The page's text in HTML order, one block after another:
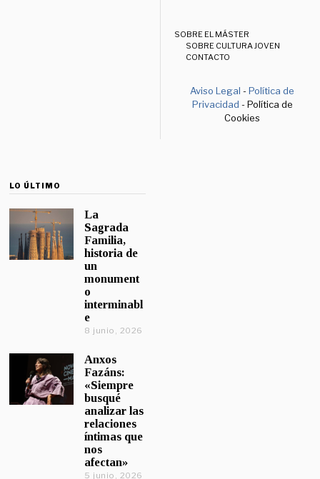
SOBRE EL MÁSTER
SOBRE CULTURA JOVEN
CONTACTO
Aviso Legal -Política de
Privacidad - Política de
Cookies
LO ÚLTIMO
La
Sagrada
Familia,
historia de
un
monument
o
interminabl
e
8 junio, 2026
Anxos
Fazáns:
«Siempre
busqué
analizar las
relaciones
íntimas que
nos
afectan»
5 junio, 2026